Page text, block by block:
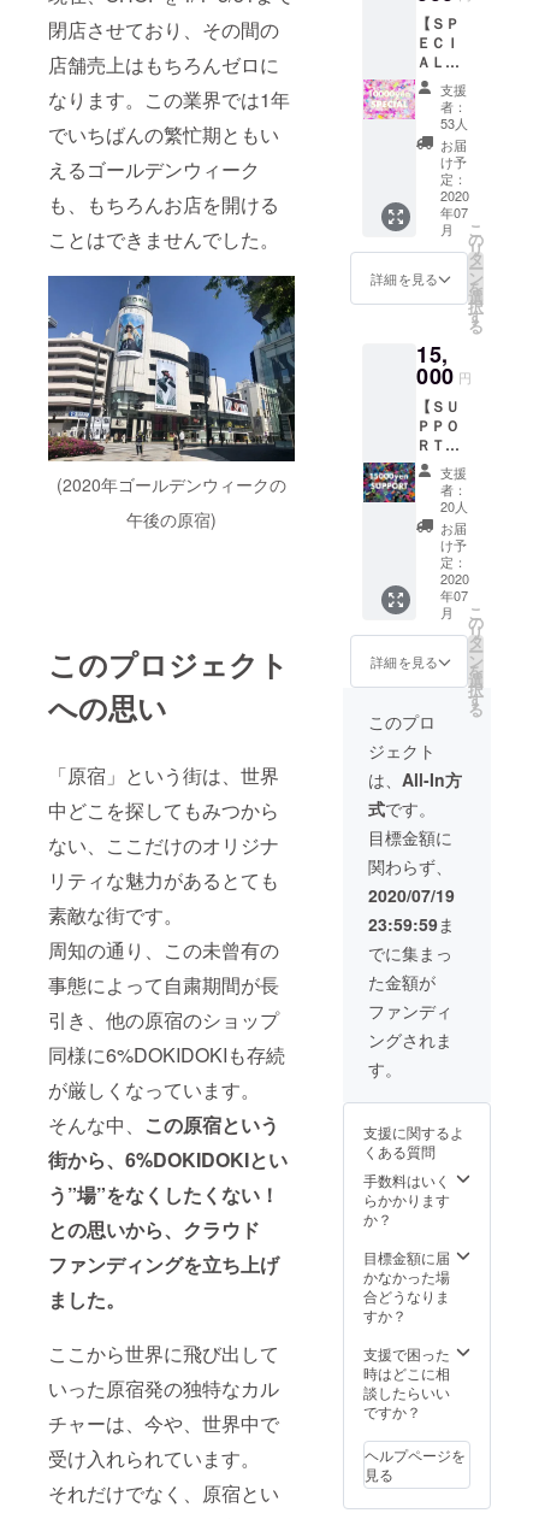
閉店させており、その間の
店舗売上はもちろんゼロに
なります。この業界では1年
でいちばんの繁忙期ともい
えるゴールデンウィーク
も、もちろんお店を開ける
ことはできませんでした。
(2020年ゴールデンウィークの
午後の原宿)
このプロジェクト
への思い
「原宿」という街は、世界
中どこを探してもみつから
ない、ここだけのオリジナ
リティな魅力があるとても
素敵な街です。
周知の通り、この未曾有の
事態によって自粛期間が長
引き、他の原宿のショップ
同様に6%DOKIDOKIも存続
が厳しくなっています。
そんな中、 この原宿という
街から、6%DOKIDOKIとい
う”場”をなくしたくない！
との思いから、クラウド
ファンディングを立ち上げ
ました。
ここから世界に飛び出して
いった原宿発の独特なカル
チャーは、今や、世界中で
受け入れられています。
それだけでなく、原宿とい
前の掲
載時期
は、
2020年
内とさ
せてい
ただき
ます）
■サポー
トへの
お礼と
して、
6%DOK
から
Thank
youメー
ルを差
し上げ
ます。
リジナ
ル雑貨
小物 セ
レクト
アクセ
リー
等
ターズ
Boxを
お届け
しま
す！オ
リジナ
ルス
テッ
カー・
Thank
youカー
ドも差
し上げ
ます。
■8000
ルウェ
アまた
グ オリ
ジナル
アクセ
サリー
オリジ
ナル雑
貨小物
セレク
ト小
物 等
【ＳＰ
ＥＣＩ
ＡＬ
コー
ス】 原
宿店で
使える
クーポ
ンに加
え、す
でに販
売を終
了した
アーカ
イヴア
に、特
別なア
イテム
を沢山
集めた
コレク
ターズ
Boxを
お届け
しま
す！オ
リジナ
ルス
テッ
カー・
Thank
youカー
ます。
で使え
る2000
円分の
クーポ
ン（有
効期限
2020年
12月末
アーカ
イヴア
イテム
中心に
ご用意
した、
コレク
8000円
相当
支援
者：
53人
お届
け予
定：
2020
年07
月
詳細を見る
こ
の
リ
タ
ー
ン
を
選
択
す
る
15,
000 円
【ＳＵ
ＰＰＯ
ＲＴ
コー
ス】 ※
こちら
はご支
援をメ
インに
した
コース
になり
ます。
サポー
トをし
だく際
に『上
乗せ支
援』を
するこ
とがで
きま
す。ご
都合許
す場合
は、上
乗せで
ご支援
頂けま
すと大
変嬉し
いで
す。 ■
お礼と
選べる
オリジ
ナルT
シャツ1
ルス
テッ
カー・
ドを差
し上げ
ます。
（サイ
ザイン
はオプ
ション
よりご
支援
者：
20人
お届
け予
定：
2020
年07
月
詳細を見る
こ
の
リ
タ
ー
ン
を
選
択
す
る
このプロ
ジェクト
は、 All-In方
式です。
目標金額に
関わらず、
2020/07/19
23:59:59ま
でに集まっ
た金額が
ファンディ
ングされま
す。
支援に関するよ
くある質問
手数料はいく
らかかります
か？
目標金額に届
かなかった場
合どうなりま
すか？
支援で困った
時はどこに相
談したらいい
ですか？
ヘルプページを
見る